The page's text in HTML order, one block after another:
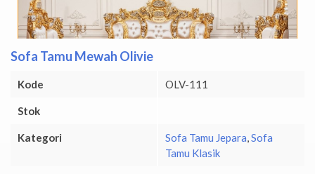
Sofa Tamu Mewah Olivie
Kode OLV-111
Stok
Kategori Sofa Tamu Jepara,Sofa
Tamu Klasik